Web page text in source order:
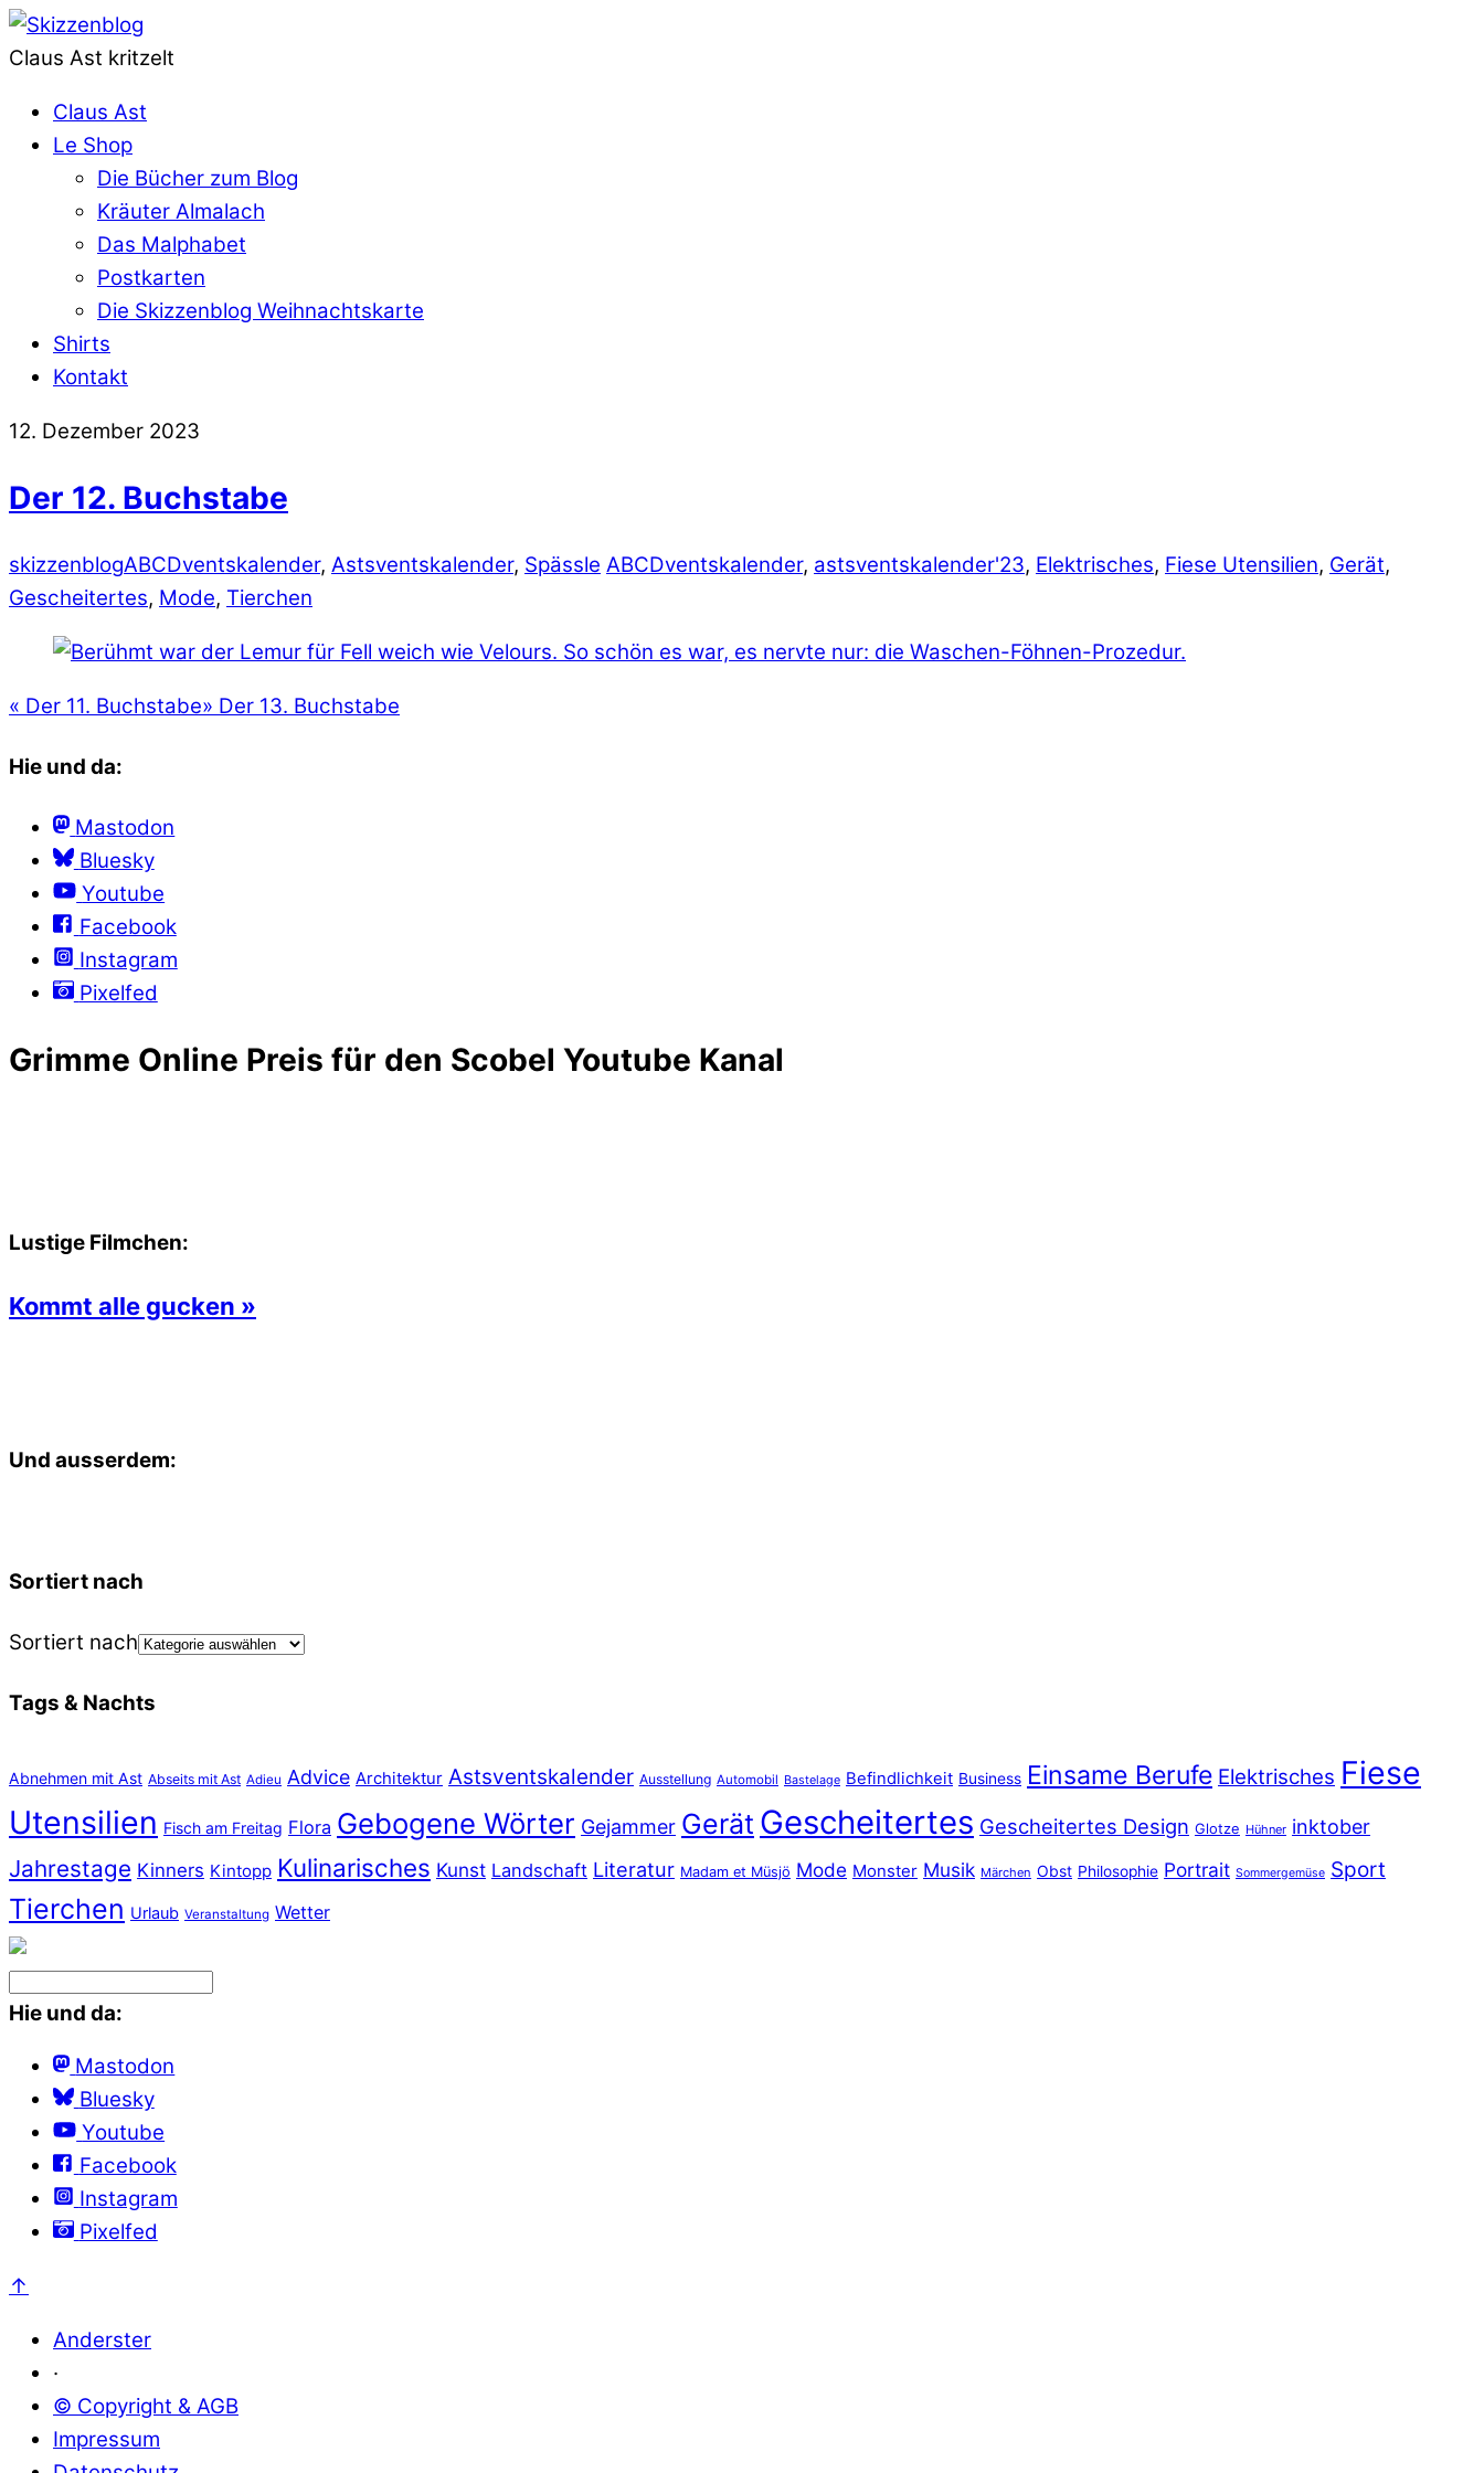
Claus Ast kritzelt
Claus Ast
Le Shop
Die Bücher zum Blog
Kräuter Almalach
Das Malphabet
Postkarten
Die Skizzenblog Weihnachtskarte
Shirts
Kontakt
12. Dezember 2023
Der 12. Buchstabe
skizzenblogABCDventskalender, Astsventskalender, Spässle ABCDventskalender, astsventskalender'23, Elektrisches, Fiese Utensilien, Gerät,
Gescheitertes, Mode, Tierchen
« Der 11. Buchstabe» Der 13. Buchstabe
Hie und da:
Mastodon
Bluesky
Youtube
Facebook
Instagram
Pixelfed
Grimme Online Preis für den Scobel Youtube Kanal
Lustige Filmchen:
Kommt alle gucken »
Und ausserdem:
Sortiert nach
Sortiert nach
Tags & Nachts
Abnehmen mit Ast Abseits mit Ast Adieu Advice Architektur Astsventskalender Ausstellung Automobil Bastelage Befindlichkeit Business Einsame Berufe Elektrisches Fiese
Utensilien Fisch am Freitag Flora Gebogene Wörter Gejammer Gerät Gescheitertes Gescheitertes Design Glotze Hühner inktober
Jahrestage Kinners Kintopp Kulinarisches Kunst Landschaft Literatur Madam et Müsjö Mode Monster Musik Märchen Obst Philosophie Portrait Sommergemüse Sport
Tierchen Urlaub Veranstaltung Wetter
Hie und da:
Mastodon
Bluesky
Youtube
Facebook
Instagram
Pixelfed
↑
Anderster
·
© Copyright & AGB
Impressum